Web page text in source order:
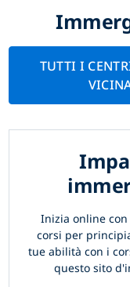
TUTTI I
Inizia online
corsi per
tue abilità con i
questo sito